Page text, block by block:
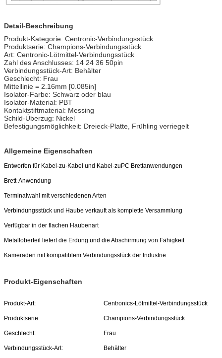
Detail-Beschreibung
Produkt-Kategorie: Centronic-Verbindungsstück
Produktserie: Champions-Verbindungsstück
Art: Centronic-Lötmittel-Verbindungsstück
Zahl des Anschlusses: 14 24 36 50pin
Verbindungsstück-Art: Behälter
Geschlecht: Frau
Mittellinie = 2.16mm [0.085in]
Isolator-Farbe: Schwarz oder blau
Isolator-Material: PBT
Kontaktstiftmaterial: Messing
Schild-Überzug: Nickel
Befestigungsmöglichkeit: Dreieck-Platte, Frühling verriegelt
Allgemeine Eigenschaften
Entworfen für Kabel-zu-Kabel und Kabel-zuPC Brettanwendungen
Brett-Anwendung
Terminalwahl mit verschiedenen Arten
Verbindungsstück und Haube verkauft als komplette Versammlung
Verfügbar in der flachen Haubenart
Metalloberteil liefert die Erdung und die Abschirmung von Fähigkeit
Kameraden mit kompatiblem Verbindungsstück der Industrie
Produkt-Eigenschaften
Produkt-Art: Centronics-Lötmittel-Verbindungsstück
Produktserie: Champions-Verbindungsstück
Geschlecht: Frau
Verbindungsstück-Art: Behälter